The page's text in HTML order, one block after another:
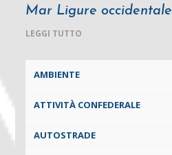
Mar Ligure occidentale
LEGGI TUTTO
AMBIENTE
ATTIVITÀ CONFEDERALE
AUTOSTRADE